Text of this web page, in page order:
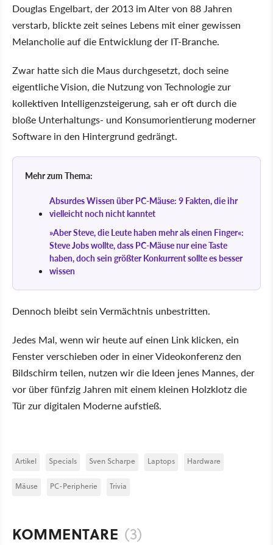
Douglas Engelbart, der 2013 im Alter von 88 Jahren
verstarb, blickte zeit seines Lebens mit einer gewissen
Melancholie auf die Entwicklung der IT-Branche.
Zwar hatte sich die Maus durchgesetzt, doch seine
eigentliche Vision, die Nutzung von Technologie zur
kollektiven Intelligenzsteigerung, sah er oft durch die
bloße Unterhaltungs- und Konsumorientierung moderner
Software in den Hintergrund gedrängt.
Mehr zum Thema:
Absurdes Wissen über PC-Mäuse: 9 Fakten, die ihr
vielleicht noch nicht kanntet
»Aber Steve, die Leute haben mehr als einen Finger«:
Steve Jobs wollte, dass PC-Mäuse nur eine Taste
haben, doch sein größter Konkurrent sollte es besser
wissen
Dennoch bleibt sein Vermächtnis unbestritten.
Jedes Mal, wenn wir heute auf einen Link klicken, ein
Fenster verschieben oder in einer Videokonferenz den
Bildschirm teilen, nutzen wir die Ideen jenes Mannes, der
vor über fünfzig Jahren mit einem kleinen Holzklotz die
Tür zur digitalen Moderne aufstieß.
Artikel Specials Sven Scharpe Laptops Hardware
Mäuse PC-Peripherie Trivia
KOMMENTARE (3)